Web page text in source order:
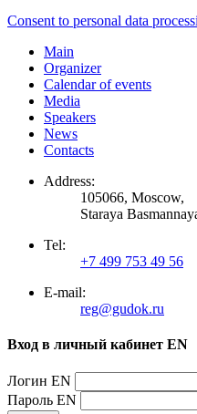
Consent to personal data
Main
Organizer
Calendar of events
Media
Speakers
News
Contacts
Address:
105066, Moscow,
Staraya
Tel:
+7 499 753 49 56
E-mail:
reg@gudok.ru
Вход в личный кабинет EN
Логин EN
Пароль EN